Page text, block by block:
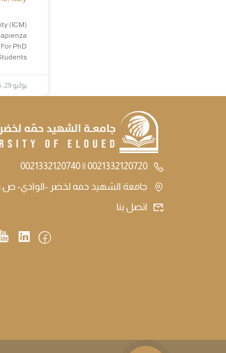
(ICM)
PhD
يوليو 29, 2026
0021332120720 || 0021332120740
جامعة الشهيد حمه لخضر -الوادي- ص.ب: 789 الوادي
اتصل بنا